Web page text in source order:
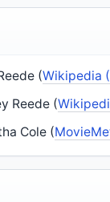
(Wikipedia
Reede (
Cole (